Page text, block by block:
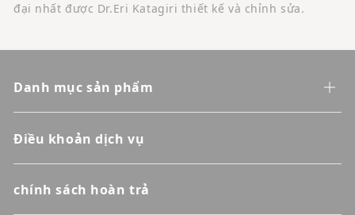
đại nhất được Dr.Eri Katagiri thiết kế và chỉnh sửa.
Danh mục sản phẩm
Điều khoản dịch vụ
chính sách hoàn trả